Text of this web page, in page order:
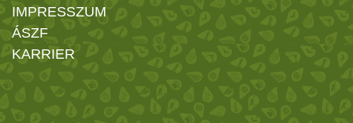
IMPRESSZUM
ÁSZF
KARRIER